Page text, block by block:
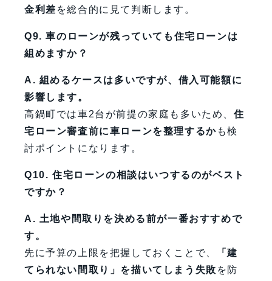
金利差 を総合的に見て判断します。
Q9. 車のローンが残っていても住宅ローンは
組めますか？
A. 組めるケースは多いですが、借入可能額に
影響します。
高鍋町では車2台が前提の家庭も多いため、 住
宅ローン審査前に車ローンを整理するか も検
討ポイントになります。
Q10. 住宅ローンの相談はいつするのがベスト
ですか？
A. 土地や間取りを決める前が一番おすすめで
す。
先に予算の上限を把握しておくことで、
「建
てられない間取り」を描いてしまう失敗 を防